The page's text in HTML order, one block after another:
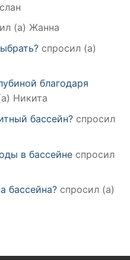
(а) Жанна
спросил (а)
благодаря
Никита
бассейн? спросил
в бассейне спросил
бассейна? спросил (а)